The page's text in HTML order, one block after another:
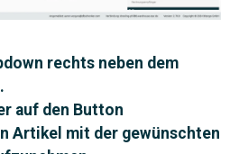
rechts neben dem
auf den Button
Artikel mit der gewünschten